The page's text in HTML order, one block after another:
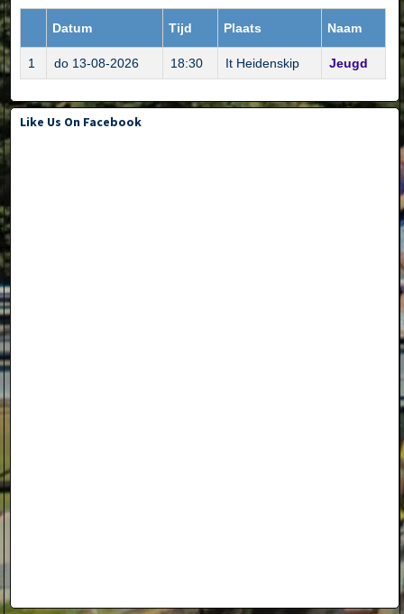
Datum Tijd Plaats Naam
1 do 13-08-2026 18:30 It Heidenskip Jeugd
Like Us On Facebook